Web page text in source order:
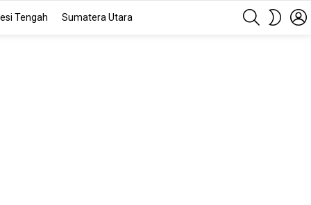
Tengah Sumatera Utara
SEARCH
SKIN